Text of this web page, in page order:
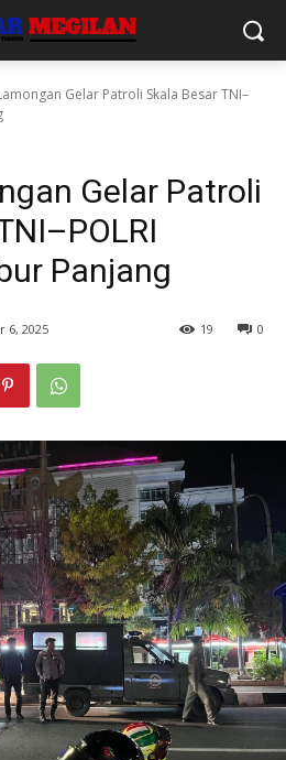
Gelar Patroli Skala Besar TNI–
Gelar Patroli
Panjang
6, 2025 0
19